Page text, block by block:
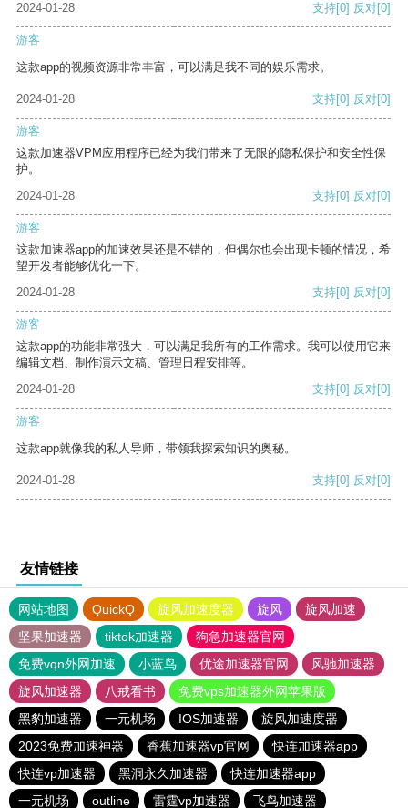
2024-01-28 支持[0] 反对[0]
游客
这款app的视频资源非常丰富，可以满足我不同的娱乐需求。
2024-01-28 支持[0] 反对[0]
游客
这款加速器VPM应用程序已经为我们带来了无限的隐私保护和安全性保
护。
2024-01-28
支持[0] 反对[0]
游客
这款加速器app的加速效果还是不错的，但偶尔也会出现卡顿的情况，希
望开发者能够优化一下。
2024-01-28
支持[0] 反对[0]
游客
这款app的功能非常强大，可以满足我所有的工作需求。我可以使用它来
编辑文档、制作演示文稿、管理日程安排等。
2024-01-28
支持[0] 反对[0]
游客
这款app就像我的私人导师，带领我探索知识的奥秘。
2024-01-28 支持[0] 反对[0]
友情链接
网站地图 QuickQ 旋风加速度器 旋风
旋风加速
坚果加速器
tiktok加速器
狗急加速器官网
免费vqn外网加速
小蓝鸟 优途加速器官网
风驰加速器
旋风加速器
八戒看书
免费vps加速器外网苹果版
黑豹加速器
一元机场 IOS加速器
旋风加速度器
2023免费加速神器
香蕉加速器vp官网
快连加速器app
快连vp加速器
黑洞永久加速器
快连加速器app
一元机场
outline 雷霆vp加速器 飞鸟加速器